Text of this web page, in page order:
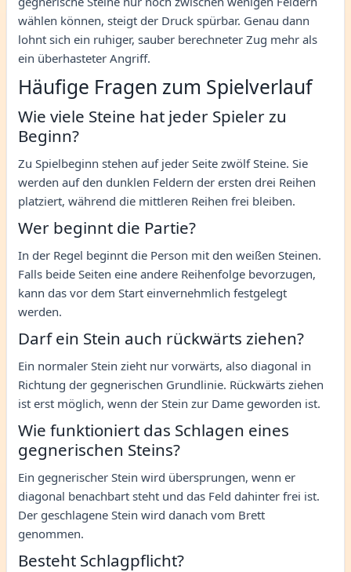
wählen können, steigt der Druck spürbar. Genau dann
lohnt sich ein ruhiger, sauber berechneter Zug mehr als
ein überhasteter Angriff.
Häufige Fragen zum Spielverlauf
Wie viele Steine hat jeder Spieler zu
Beginn?
Zu Spielbeginn stehen auf jeder Seite zwölf Steine. Sie
werden auf den dunklen Feldern der ersten drei Reihen
platziert, während die mittleren Reihen frei bleiben.
Wer beginnt die Partie?
In der Regel beginnt die Person mit den weißen Steinen.
Falls beide Seiten eine andere Reihenfolge bevorzugen,
kann das vor dem Start einvernehmlich festgelegt
werden.
Darf ein Stein auch rückwärts ziehen?
Ein normaler Stein zieht nur vorwärts, also diagonal in
Richtung der gegnerischen Grundlinie. Rückwärts ziehen
ist erst möglich, wenn der Stein zur Dame geworden ist.
Wie funktioniert das Schlagen eines
gegnerischen Steins?
Ein gegnerischer Stein wird übersprungen, wenn er
diagonal benachbart steht und das Feld dahinter frei ist.
Der geschlagene Stein wird danach vom Brett
genommen.
Besteht Schlagpflicht?